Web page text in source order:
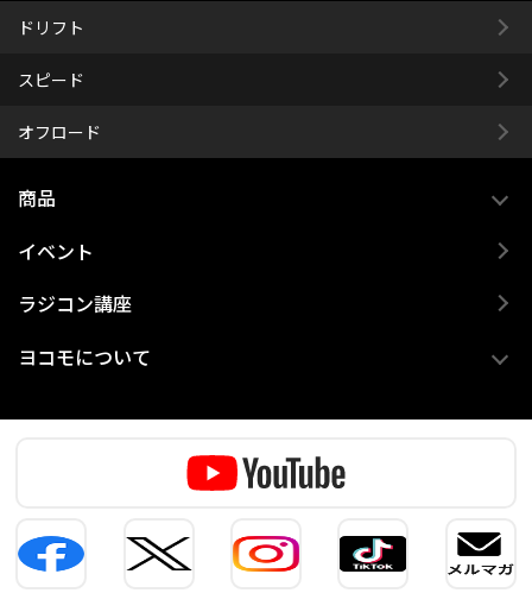
ドリフト
スピード
オフロード
商品
イベント
ラジコン講座
ヨコモについて